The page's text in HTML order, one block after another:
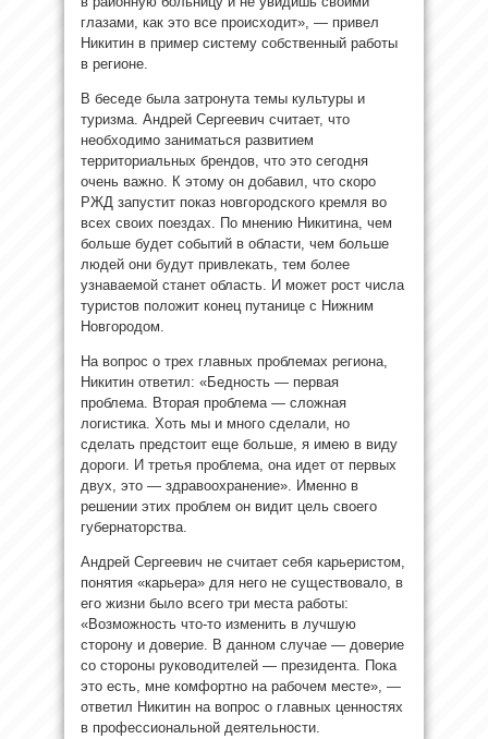
глазами, как это все происходит», — привел
Никитин в пример систему собственный работы
в регионе.
В беседе была затронута темы культуры и
туризма. Андрей Сергеевич считает, что
необходимо заниматься развитием
территориальных брендов, что это сегодня
очень важно. К этому он добавил, что скоро
РЖД запустит показ новгородского кремля во
всех своих поездах. По мнению Никитина, чем
больше будет событий в области, чем больше
людей они будут привлекать, тем более
узнаваемой станет область. И может рост числа
туристов положит конец путанице с Нижним
Новгородом.
На вопрос о трех главных проблемах региона,
Никитин ответил: «Бедность — первая
проблема. Вторая проблема — сложная
логистика. Хоть мы и много сделали, но
сделать предстоит еще больше, я имею в виду
дороги. И третья проблема, она идет от первых
двух, это — здравоохранение». Именно в
решении этих проблем он видит цель своего
губернаторства.
Андрей Сергеевич не считает себя карьеристом,
понятия «карьера» для него не существовало, в
его жизни было всего три места работы:
«Возможность что-то изменить в лучшую
сторону и доверие. В данном случае — доверие
со стороны руководителей — президента. Пока
это есть, мне комфортно на рабочем месте», —
ответил Никитин на вопрос о главных ценностях
в профессиональной деятельности.